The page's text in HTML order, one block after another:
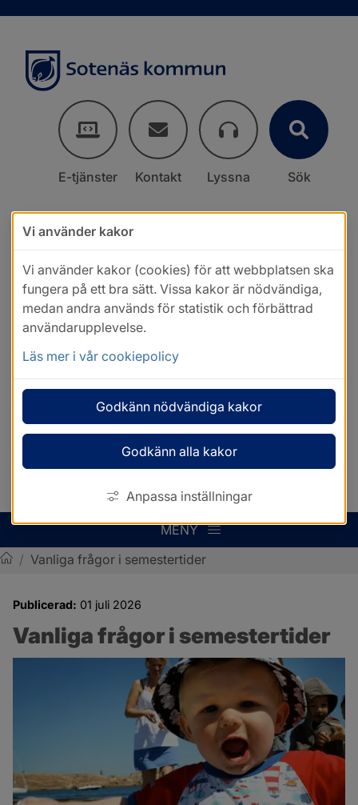
E-tjänster Kontakt Lyssna Sök
MENY
/ Vanliga frågor i semestertider
Publicerad: 01 juli 2026
Vanliga frågor i semestertider
Vi använder kakor
Vi använder kakor (cookies) för att webbplatsen ska
fungera på ett bra sätt. Vissa kakor är nödvändiga,
medan andra används för statistik och förbättrad
användarupplevelse.
Läs mer i vår cookiepolicy
Godkänn nödvändiga kakor
Godkänn alla kakor
Anpassa inställningar